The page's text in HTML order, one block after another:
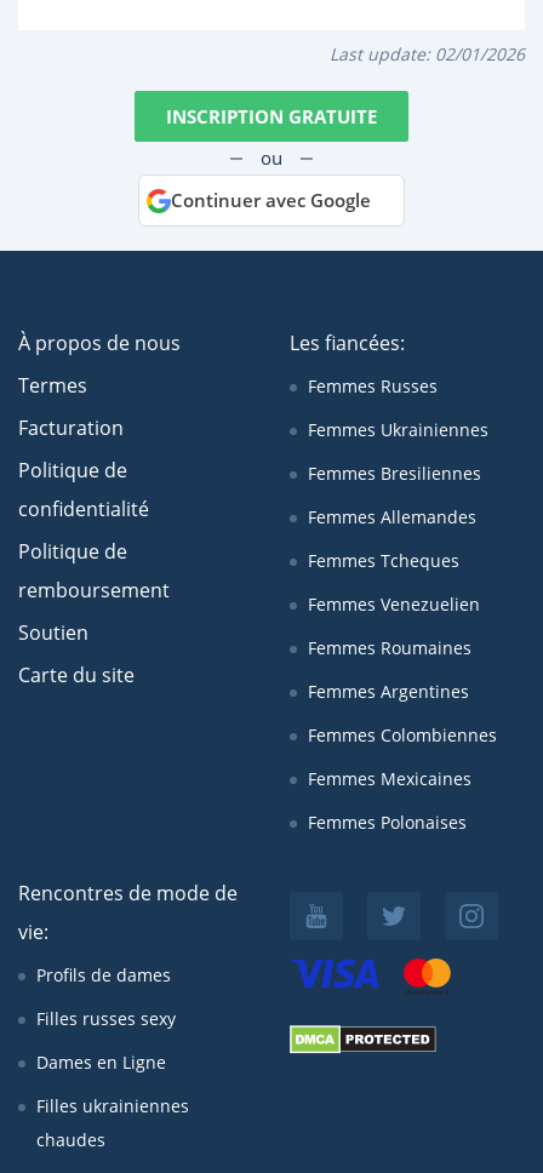
Last update: 02/01/2026
INSCRIPTION GRATUITE
ou
Continuer avec Google
À propos de nous
Termes
Facturation
Politique de
confidentialité
Politique de
remboursement
Soutien
Carte du site
Les fiancées:
Femmes Russes
Femmes Ukrainiennes
Femmes Bresiliennes
Femmes Allemandes
Femmes Tcheques
Femmes Venezuelien
Femmes Roumaines
Femmes Argentines
Femmes Colombiennes
Femmes Mexicaines
Femmes Polonaises
Rencontres de mode de
vie:
Profils de dames
Filles russes sexy
Dames en Ligne
Filles ukrainiennes
chaudes